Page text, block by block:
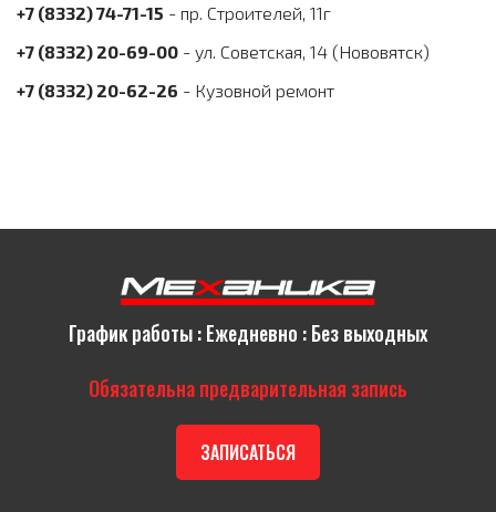
+7 (8332) 74-71-15 - пр. Строителей, 11г
+7 (8332) 20-69-00 - ул. Советская, 14 (Нововятск)
+7 (8332) 20-62-26 - Кузовной ремонт
График работы : Ежедневно : Без выходных
Обязательна предварительная запись
ЗАПИСАТЬСЯ